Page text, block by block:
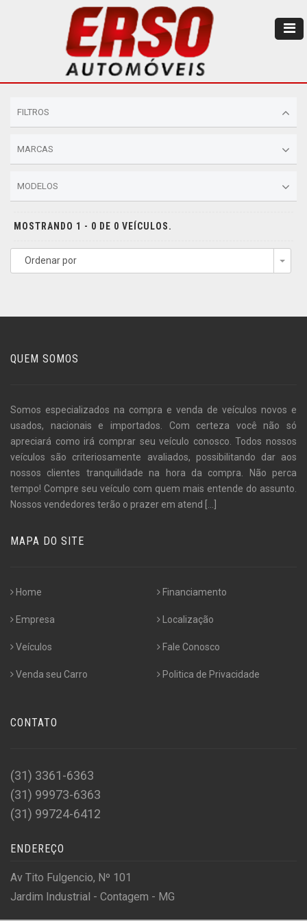
FILTROS
MARCAS
MODELOS
MOSTRANDO 1 - 0 DE 0 VEÍCULOS.
Ordenar por
QUEM SOMOS
Somos especializados na compra e venda de veículos novos e
usados, nacionais e importados. Com certeza você não só
apreciará como irá comprar seu veículo conosco. Todos nossos
veículos são criteriosamente avaliados, possibilitando dar aos
nossos clientes tranquilidade na hora da compra. Não perca
tempo! Compre seu veículo com quem mais entende do assunto.
Nossos vendedores terão o prazer em atend
MAPA DO SITE
Home
Empresa
Veículos
Venda seu Carro
Financiamento
Localização
Fale Conosco
Politica de Privacidade
CONTATO
(31) 3361-6363
(31) 99973-6363
(31) 99724-6412
ENDEREÇO
Av Tito Fulgencio, Nº 101
Jardim Industrial - Contagem - MG